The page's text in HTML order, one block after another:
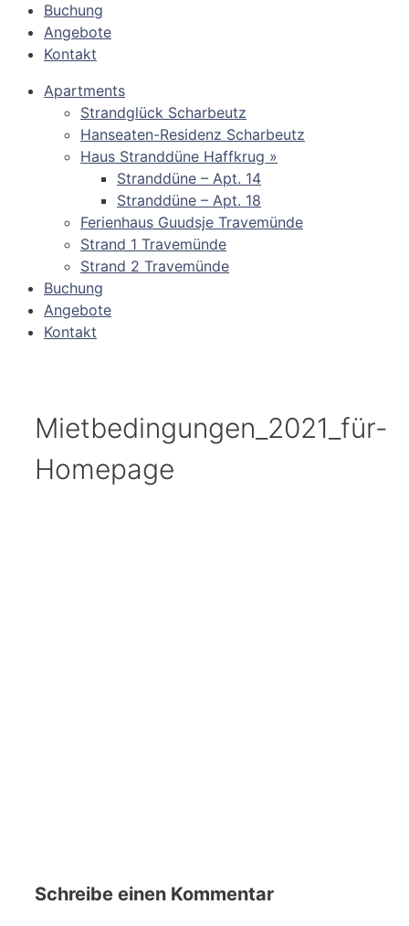
Buchung
Angebote
Kontakt
Apartments
Strandglück Scharbeutz
Hanseaten-Residenz Scharbeutz
Haus Stranddüne Haffkrug »
Stranddüne – Apt. 14
Stranddüne – Apt. 18
Ferienhaus Guudsje Travemünde
Strand 1 Travemünde
Strand 2 Travemünde
Buchung
Angebote
Kontakt
Mietbedingungen_2021_für-
Homepage
Schreibe einen Kommentar